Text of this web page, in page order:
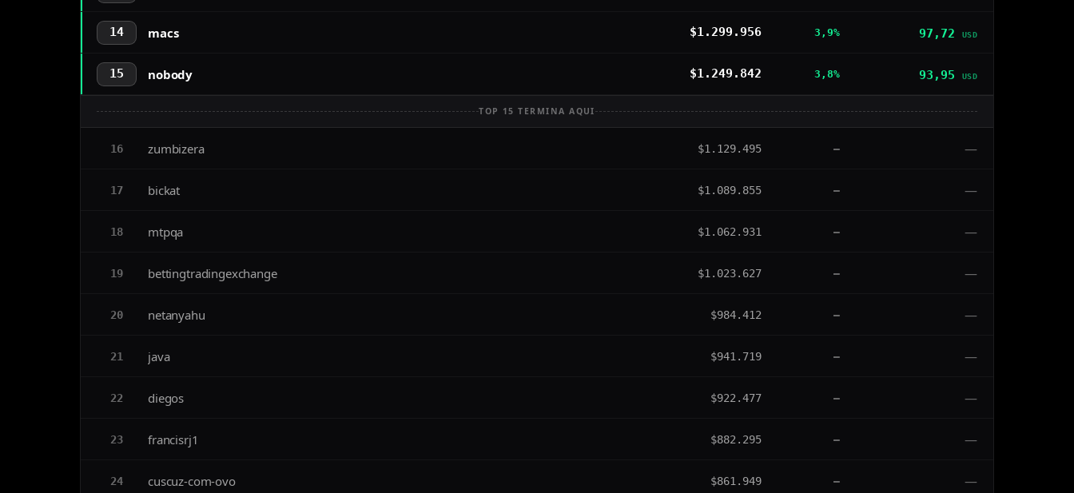
14 macs $1.299.956 3,9% 97,72 USD
15 nobody $1.249.842 3,8% 93,95 USD
TOP 15 TERMINA AQUI
16 zumbizera $1.129.495 — —
17 bickat $1.089.855 — —
18 mtpqa $1.062.931 — —
19 bettingtradingexchange $1.023.627 — —
20 netanyahu $984.412 — —
21 java $941.719 — —
22 diegos $922.477 — —
23 francisrj1 $882.295 — —
24 cuscuz-com-ovo $861.949 — —